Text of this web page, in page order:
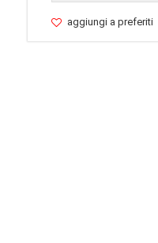
aggiungi a preferiti